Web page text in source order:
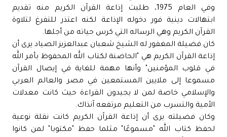
وفي العام 1975، طلبت إذاعة القرآن الكريم منه تقديم
ابتهالات دينية فور دخوله الإذاعة لكنه اعتذر للتفرغ لتلاوة
القرآن الكريم وهي الرساله التي كرس حياته من أجلها.
كان فضيلة المغفور له الشيخ شعبان عبدالعزيز الصياد يرى أن
إذاعة القرآن الكريم هي "الحاضنة لكتاب الله المحفوظ بأمر الله
في قلوب المؤمنين" وأنها مهمة للغاية في إيصال القرآن
مسموعا إلى ملايين المستمعين في مصر والعالم العربي
والإسلامي خاصة لمن لا يجيدون القراءة حيث كانت معدلات
الأمية والتسرب من التعليم مرتفعه آنذاك.
وكان فضيلته يرى أن إذاعة القرآن الكريم كانت نقلة نوعية
لحفظ كتاب الله "مسموعًا" مثلما حفظ "مكتوبا" لمن كانوا